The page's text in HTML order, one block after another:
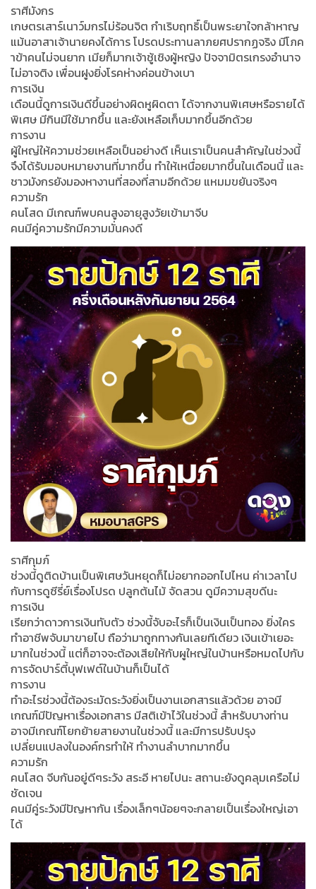
ราศีมังกร
เกษตรเสาร์เนาว์มกรไม่ร้อนจิต กำเริบฤทธิ์เป็นพระยาใจกล้าหาญ
แม้นอาสาเจ้านายคงได้การ โปรดประทานลาภยศปรากฏจริง มีโภค
าข้าคนไม่จนยาก เมียก็มากเจ้าชู้เชิงผู้หญิง ปัจจามิตรเกรงอำนาจ
ไม่อาจติง เพื่อนฝูงยิ่งโรคห่างค่อนข้างเบา
การเงิน
เดือนนี้ดูการเงินดีขึ้นอย่างผิดหูผิดตา ได้จากงานพิเศษหรือรายได้
พิเศษ มีกินมีใช้มากขึ้น และยังเหลือเก็บมากขึ้นอีกด้วย
การงาน
ผู้ใหญ่ให้ความช่วยเหลือเป็นอย่างดี เห็นเราเป็นคนสำคัญในช่วงนี้
จึงได้รับมอบหมายงานที่มากขึ้น ทำให้เหนื่อยมากขึ้นในเดือนนี้ และ
ชาวมังกรยังมองหางานที่สองที่สามอีกด้วย แหมมขยันจริงๆ
ความรัก
คนโสด มีเกณฑ์พบคนสูงอายุสูงวัยเข้ามาจีบ
คนมีคู่ความรักมีความมั่นคงดี
ราศีกุมภ์
ช่วงนี้ดูติดบ้านเป็นพิเศษวันหยุดก็ไม่อยากออกไปไหน ค่าเวลาไป
กับการดูซีรี่ย์เรื่องโปรด ปลูกต้นไม้ จัดสวน ดูมีความสุขดีนะ
การเงิน
เรียกว่าดาวการเงินทับตัว ช่วงนี้จับอะไรก็เป็นเงินเป็นทอง ยิ่งใคร
ทำอาชีพจับมาขายไป ถือว่ามาถูกทางกันเลยทีเดียว เงินเข้าเยอะ
มากในช่วงนี้ แต่ก็อาจจะต้องเสียให้กับผูใหญ่ในบ้านหรือหมดไปกับ
การจัดปาร์ตี้บุฟเฟต์ในบ้านก็เป็นได้
การงาน
ทำอะไรช่วงนี้ต้องระมัดระวังยิ่งเป็นงานเอกสารแล้วด้วย อาจมี
เกณฑ์มีปัญหาเรื่องเอกสาร มีสติเข้าไว้ในช่วงนี้ สำหรับบางท่าน
อาจมีเกณฑ์โยกย้ายสายงานในช่วงนี้ และมีการปรับปรุง
เปลี่ยนแปลงในองค์กรทำให้ ทำงานลำบากมากขึ้น
ความรัก
คนโสด จีบกันอยู่ดีๆระวัง สระอี หายไปนะ สถานะยังดูคลุมเครือไม่
ชัดเจน
คนมีคู่ระวังมีปัญหากัน เรื่องเล็กๆน้อยๆจะกลายเป็นเรื่องใหญ่เอา
ได้